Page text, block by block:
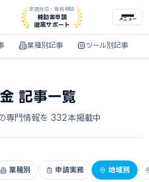
全国対応・無料相談
補助金申請
徹底サポート
メニュー
業種別記事 ツール別記事
記事一覧
専門情報を 332本掲載中
業種別 申請実務 地域別